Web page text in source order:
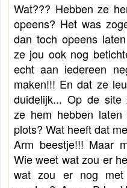
Wat??? Hebben ze
opeens? Het was
dan toch opeens
ze jou ook nog
echt aan iedereen
maken!!! En dat ze
duidelijk... Op de site
ze hem hebben laten
plots? Wat heeft dat
Arm beestje!!! Maar
Wie weet wat zou er
wat zou er nog met